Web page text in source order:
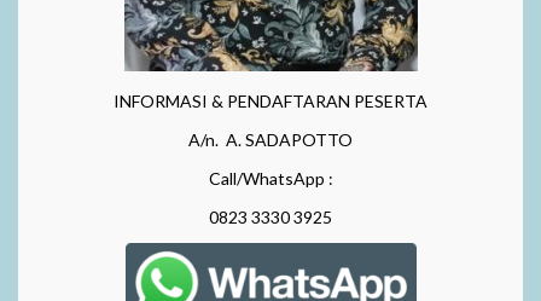
INFORMASI & PENDAFTARAN PESERTA
A/n. A. SADAPOTTO
Call/WhatsApp :
0823 3330 3925